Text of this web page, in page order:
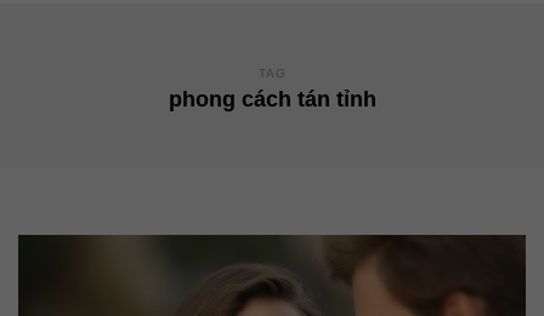
TAG
phong cách tán tỉnh